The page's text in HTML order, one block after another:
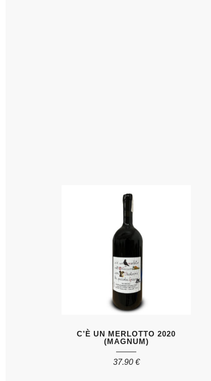
C’È UN MERLOTTO 2020
(MAGNUM)
37.90 €